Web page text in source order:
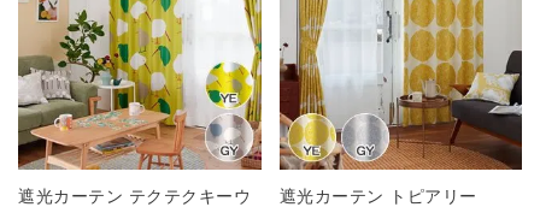
遮光カーテン テクテクキーウ
遮光カーテン トピアリー